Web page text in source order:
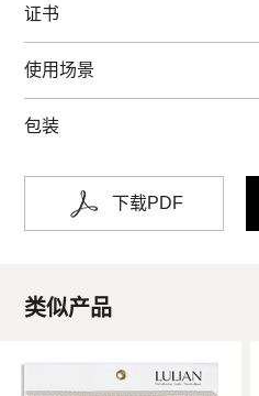
证书
使用场景
包装
下载PDF
类似产品